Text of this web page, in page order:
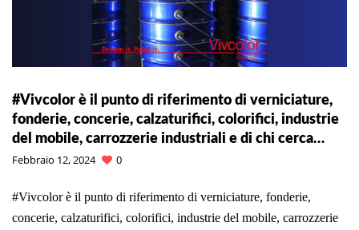
#Vivcolor è il punto di riferimento di verniciature,
fonderie, concerie, calzaturifici, colorifici, industrie
del mobile, carrozzerie industriali e di chi cerca…
Febbraio 12, 2024
0
#Vivcolor è il punto di riferimento di verniciature, fonderie,
concerie, calzaturifici, colorifici, industrie del mobile, carrozzerie